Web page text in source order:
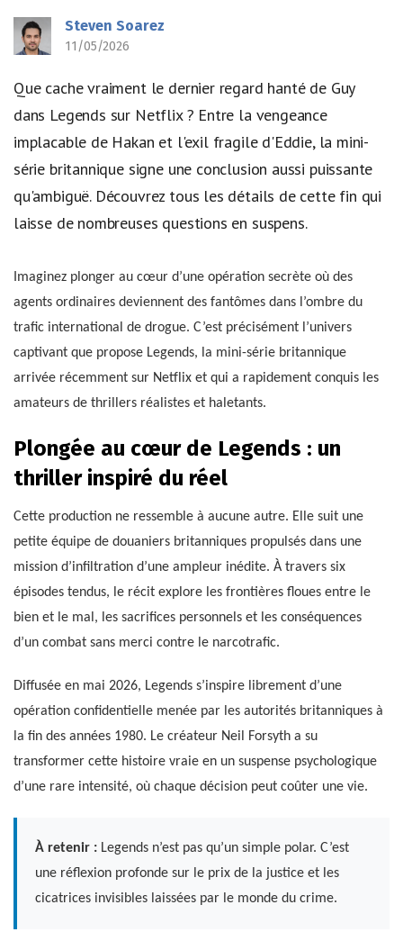
Steven Soarez
11/05/2026
Que cache vraiment le dernier regard hanté de Guy
dans Legends sur Netflix ? Entre la vengeance
implacable de Hakan et l'exil fragile d'Eddie, la mini-
série britannique signe une conclusion aussi puissante
qu'ambiguë. Découvrez tous les détails de cette fin qui
laisse de nombreuses questions en suspens.
Imaginez plonger au cœur d’une opération secrète où des
agents ordinaires deviennent des fantômes dans l’ombre du
trafic international de drogue. C’est précisément l’univers
captivant que propose Legends, la mini-série britannique
arrivée récemment sur Netflix et qui a rapidement conquis les
amateurs de thrillers réalistes et haletants.
Plongée au cœur de Legends : un
thriller inspiré du réel
Cette production ne ressemble à aucune autre. Elle suit une
petite équipe de douaniers britanniques propulsés dans une
mission d’infiltration d’une ampleur inédite. À travers six
épisodes tendus, le récit explore les frontières floues entre le
bien et le mal, les sacrifices personnels et les conséquences
d’un combat sans merci contre le narcotrafic.
Diffusée en mai 2026, Legends s’inspire librement d’une
opération confidentielle menée par les autorités britanniques à
la fin des années 1980. Le créateur Neil Forsyth a su
transformer cette histoire vraie en un suspense psychologique
d’une rare intensité, où chaque décision peut coûter une vie.
À retenir : Legends n’est pas qu’un simple polar. C’est
une réflexion profonde sur le prix de la justice et les
cicatrices invisibles laissées par le monde du crime.